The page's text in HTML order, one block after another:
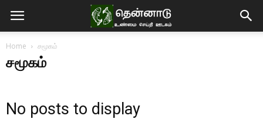
Home சமூகம்
சமூகம்
No posts to display